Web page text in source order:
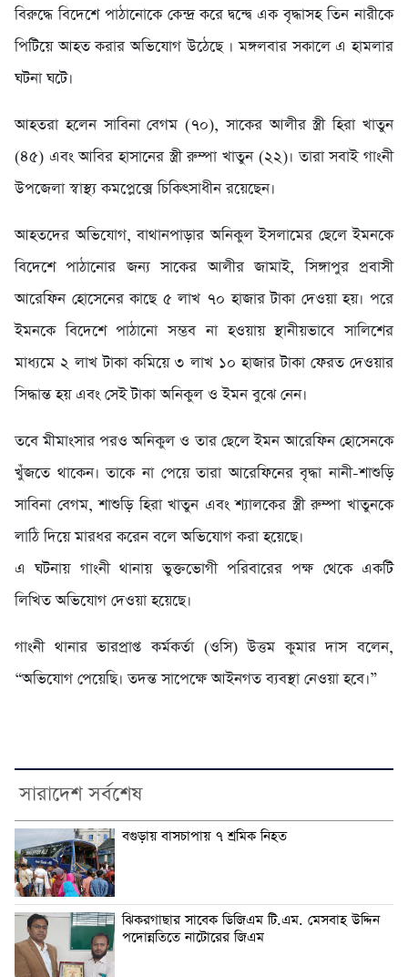
বিরুদ্ধে বিদেশে পাঠানোকে কেন্দ্র করে দ্বন্দ্বে এক বৃদ্ধাসহ তিন নারীকে
পিটিয়ে আহত করার অভিযোগ উঠেছে । মঙ্গলবার সকালে এ হামলার
ঘটনা ঘটে।
আহতরা হলেন সাবিনা বেগম (৭০), সাকের আলীর স্ত্রী হিরা খাতুন
(৪৫) এবং আবির হাসানের স্ত্রী রুম্পা খাতুন (২২)। তারা সবাই গাংনী
উপজেলা স্বাস্থ্য কমপ্লেক্সে চিকিৎসাধীন রয়েছেন।
আহতদের অভিযোগ, বাথানপাড়ার অনিকুল ইসলামের ছেলে ইমনকে
বিদেশে পাঠানোর জন্য সাকের আলীর জামাই, সিঙ্গাপুর প্রবাসী
আরেফিন হোসেনের কাছে ৫ লাখ ৭০ হাজার টাকা দেওয়া হয়। পরে
ইমনকে বিদেশে পাঠানো সম্ভব না হওয়ায় স্থানীয়ভাবে সালিশের
মাধ্যমে ২ লাখ টাকা কমিয়ে ৩ লাখ ১০ হাজার টাকা ফেরত দেওয়ার
সিদ্ধান্ত হয় এবং সেই টাকা অনিকুল ও ইমন বুঝে নেন।
তবে মীমাংসার পরও অনিকুল ও তার ছেলে ইমন আরেফিন হোসেনকে
খুঁজতে থাকেন। তাকে না পেয়ে তারা আরেফিনের বৃদ্ধা নানী-শাশুড়ি
সাবিনা বেগম, শাশুড়ি হিরা খাতুন এবং শ্যালকের স্ত্রী রুম্পা খাতুনকে
লাঠি দিয়ে মারধর করেন বলে অভিযোগ করা হয়েছে।
এ ঘটনায় গাংনী থানায় ভুক্তভোগী পরিবারের পক্ষ থেকে একটি
লিখিত অভিযোগ দেওয়া হয়েছে।
গাংনী থানার ভারপ্রাপ্ত কর্মকর্তা (ওসি) উত্তম কুমার দাস বলেন,
“অভিযোগ পেয়েছি। তদন্ত সাপেক্ষে আইনগত ব্যবস্থা নেওয়া হবে।”
সারাদেশ সর্বশেষ
বগুড়ায় বাসচাপায় ৭ শ্রমিক নিহত
ঝিকরগাছার সাবেক ডিজিএম টি.এম. মেসবাহ উদ্দিন
পদোন্নতিতে নাটোরের জিএম